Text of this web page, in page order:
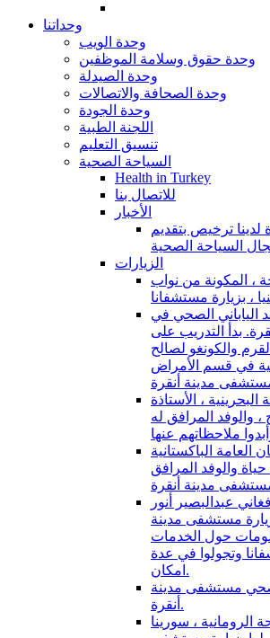
وحداتنا
وحدة الويب
وحدة حقوق وسلامة الموظفين
وحدة الصيدلة
وحدة الصحافة والاتصالات
وحدة الجودة
اللجنة الطبية
تنسيق التعليم
السياحة الصحية
Health in Turkey
للاتصال بنا
الأخبار
ترخيص بتقديم
الزيارات
، المكونة من نواب
، بزيارة مستشفانا
الياباني الصحي في
بدأ التدريب على
والكونغو لصالح
في قسم الأمراض
، الأستاذة
والوفد المرافق له
العامة الباكستانية
والوفد المرافق
عبدالبصير أنور
مستشفى مدينة
حول الخدمات
وتجولوا في عدة
امكان.
مستشفى مدينة
أنقرة.
الرومانية ، سورينا